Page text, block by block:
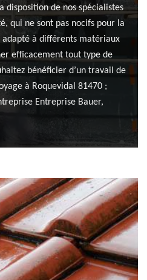
disposition de nos spécialistes
qui ne sont pas nocifs pour la
adapté à différents matériaux
efficacement tout type de
bénéficier d’un travail de
à Roquevidal 81470 ;
Entreprise Bauer,